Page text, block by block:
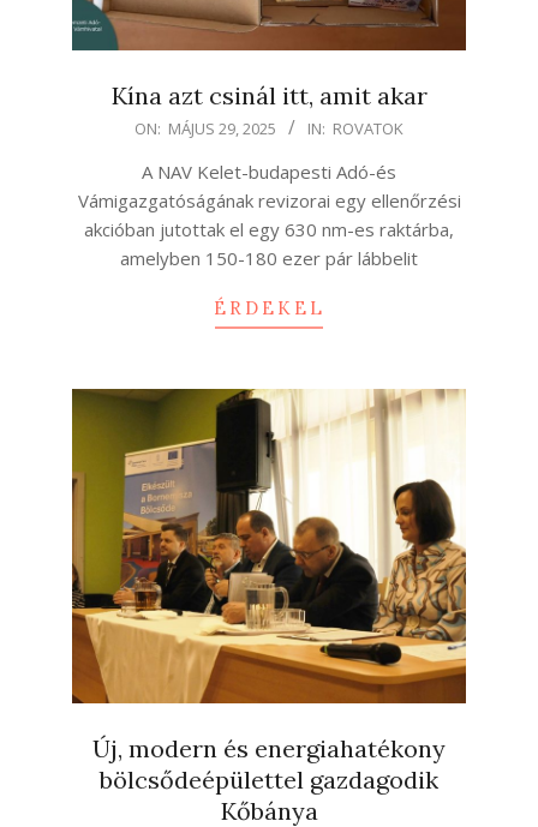
Kína azt csinál itt, amit akar
ON: MÁJUS 29, 2025 IN: ROVATOK
A NAV Kelet-budapesti Adó-és
Vámigazgatóságának revizorai egy ellenőrzési
akcióban jutottak el egy 630 nm-es raktárba,
amelyben 150-180 ezer pár lábbelit
ÉRDEKEL
Új, modern és energiahatékony
bölcsődeépülettel gazdagodik
Kőbánya